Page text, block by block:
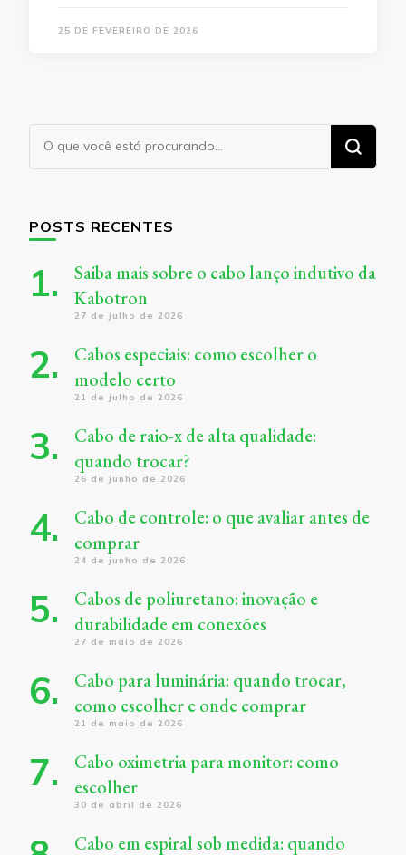
25 DE FEVEREIRO DE 2026
Procurando
algo?
POSTS RECENTES
Saiba mais sobre o cabo lanço indutivo da
Kabotron
27 de julho de 2026
Cabos especiais: como escolher o
modelo certo
21 de julho de 2026
Cabo de raio-x de alta qualidade:
quando trocar?
26 de junho de 2026
Cabo de controle: o que avaliar antes de
comprar
24 de junho de 2026
Cabos de poliuretano: inovação e
durabilidade em conexões
27 de maio de 2026
Cabo para luminária: quando trocar,
como escolher e onde comprar
21 de maio de 2026
Cabo oximetria para monitor: como
escolher
30 de abril de 2026
Cabo em espiral sob medida: quando